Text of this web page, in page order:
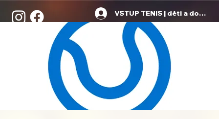
VSTUP TENIS | děti a dospělí